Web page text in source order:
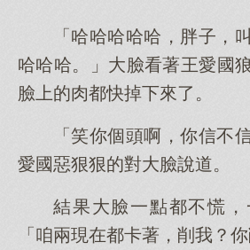
「哈哈哈哈哈，胖子，
哈哈哈。」大臉看著王愛國
臉上的肉都快掉下來了。
「笑你個頭啊，你信不
愛國惡狠狠的對大臉說道。
結果大臉一點都不慌，
「咱兩現在都卡著，削我？